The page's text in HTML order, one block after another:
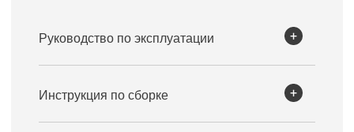
Руководство по эксплуатации
Инструкция по сборке